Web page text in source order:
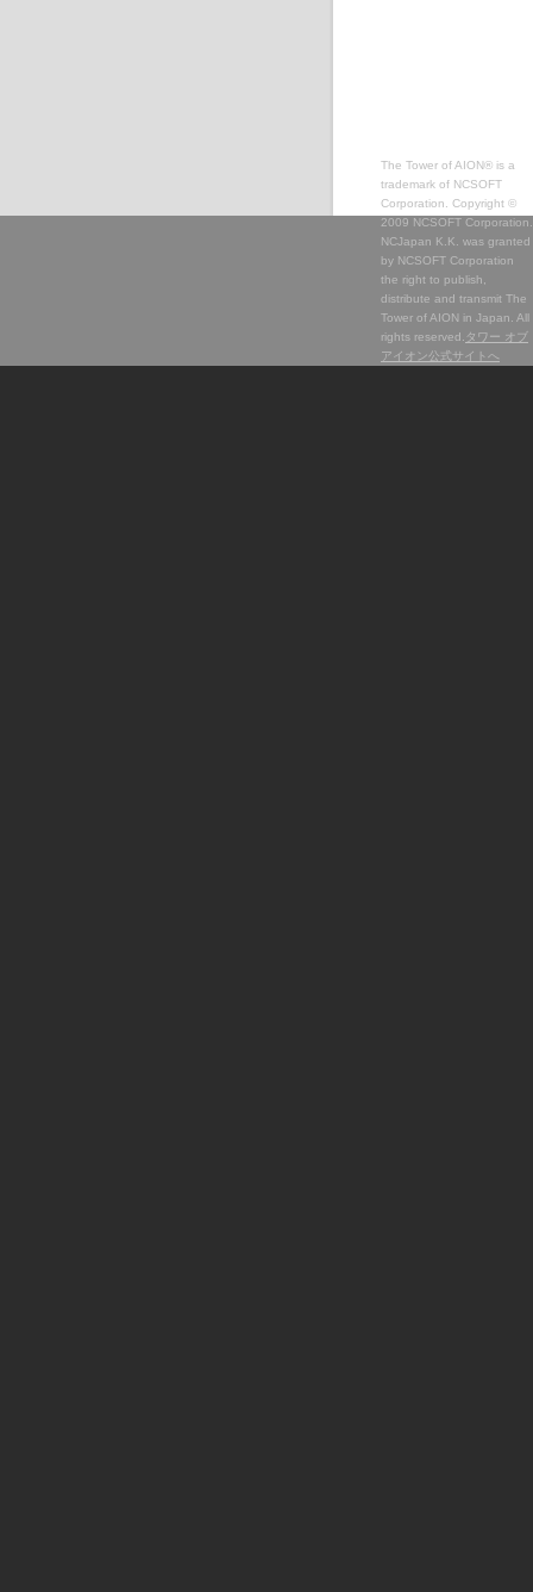
The Tower of AION® is a
trademark of NCSOFT
Corporation. Copyright ©
2009 NCSOFT Corporation.
NCJapan K.K. was granted
by NCSOFT Corporation
the right to publish,
distribute and transmit The
Tower of AION in Japan. All
rights reserved. タワー オブ
アイオン公式サイトへ